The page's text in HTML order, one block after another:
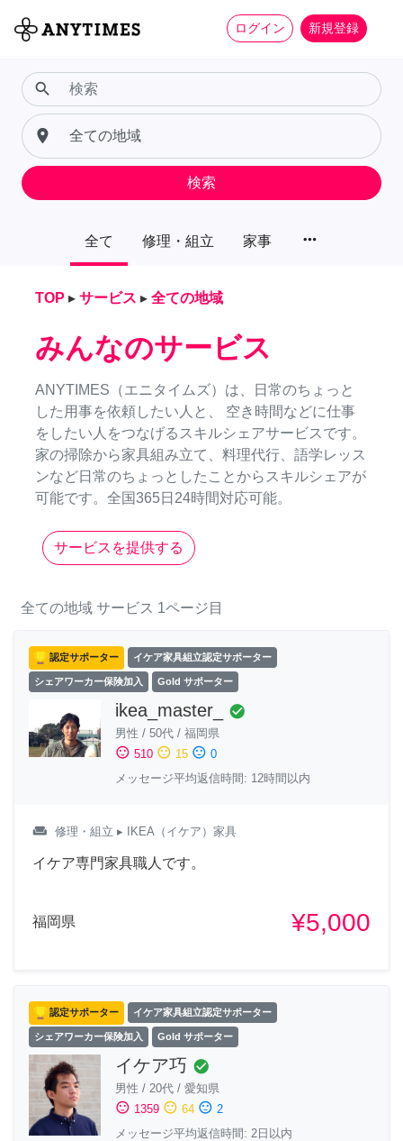
ログイン 新規登録
全て 修理・組立 家事 more_horiz
search
place
検索
TOP ▸ サービス ▸ 全ての地域
みんなのサービス
ANYTIMES（エニタイムズ）は、日常のちょっと
した用事を依頼したい人と、 空き時間などに仕事
をしたい人をつなげるスキルシェアサービスです。
家の掃除から家具組み立て、料理代行、語学レッス
ンなど日常のちょっとしたことからスキルシェアが
可能です。全国365日24時間対応可能。
サービスを提供する
全ての地域 サービス 1ページ目
認定サポーター イケア家具組立認定サポーター
シェアワーカー保険加入 Gold サポーター
ikea_master_ check_circle
男性 / 50代 / 福岡県
sentiment_satisfied 510 sentiment_neutral 15 sentiment_dissatisfied 0
メッセージ平均返信時間: 12時間以内
weekend 修理・組立 ▸ IKEA（イケア）家具
イケア専門家具職人です。
福岡県 ¥5,000
認定サポーター イケア家具組立認定サポーター
シェアワーカー保険加入 Gold サポーター
イケア巧 check_circle
男性 / 20代 / 愛知県
sentiment_satisfied 1359 sentiment_neutral 64 sentiment_dissatisfied 2
メッセージ平均返信時間: 2日以内